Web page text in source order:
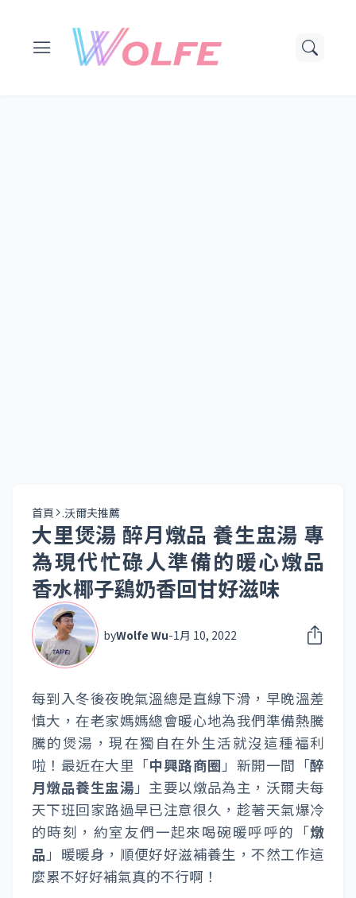
首頁 .沃爾夫推薦
大里煲湯 醉月燉品 養生盅湯 專
為現代忙碌人準備的暖心燉品
香水椰子鷄奶香回甘好滋味
byWolfe Wu-1月 10, 2022
每到入冬後夜晚氣溫總是直線下滑，早晚溫差
慎大，在老家媽媽總會暖心地為我們準備熱騰
騰的煲湯，現在獨自在外生活就沒這種福利
啦！最近在大里「中興路商圈」新開一間「醉
月燉品養生盅湯」主要以燉品為主，沃爾夫每
天下班回家路過早已注意很久，趁著天氣爆冷
的時刻，約室友們一起來喝碗暖呼呼的「燉
品」暖暖身，順便好好滋補養生，不然工作這
麼累不好好補氣真的不行啊！